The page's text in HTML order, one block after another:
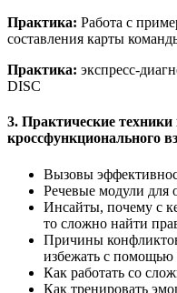
Практика: Работа с
составления карты
Практика: экспресс-
DISC
3. Практические
кроссфункционального
Вызовы
Речевые модули
Инсайты, почему с
то сложно найти
Причины
избежать с помощью
Как работать со
Как тренировать